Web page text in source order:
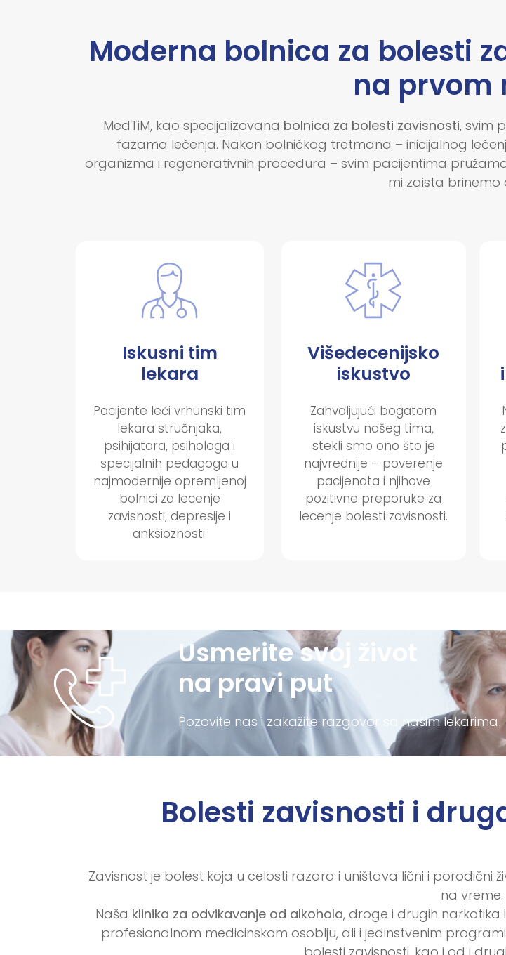
Moderna bolnica za bolesti
na prvom
MedTiM, kao specijalizovana bolnica za bolesti zavisnosti, svim
fazama lečenja. Nakon bolničkog tretmana – inicijalnog
organizma i regenerativnih procedura – svim pacijentima
mi zaista brinemo
Iskusni tim
lekara
Pacijente leči vrhunski tim
lekara stručnjaka,
psihijatara, psihologa i
specijalnih pedagoga u
najmodernije opremljenoj
bolnici za lecenje
zavisnosti, depresije i
anksioznosti.
Višedecenijsko
iskustvo
Zahvaljujući bogatom
iskustvu našeg tima,
stekli smo ono što je
najvrednije – poverenje
pacijenata i njihove
pozitivne preporuke za
lecenje bolesti zavisnosti.
Usmerite svoj život
na pravi put
Pozovite nas i zakažite razgovor sa našim lekarima
Bolesti zavisnosti i
Zavisnost je bolest koja u celosti razara i uništava lični i
na vreme.
Naša klinika za odvikavanje od alkohola, droge i drugih narkotika
profesionalnom medicinskom osoblju, ali i jedinstvenim